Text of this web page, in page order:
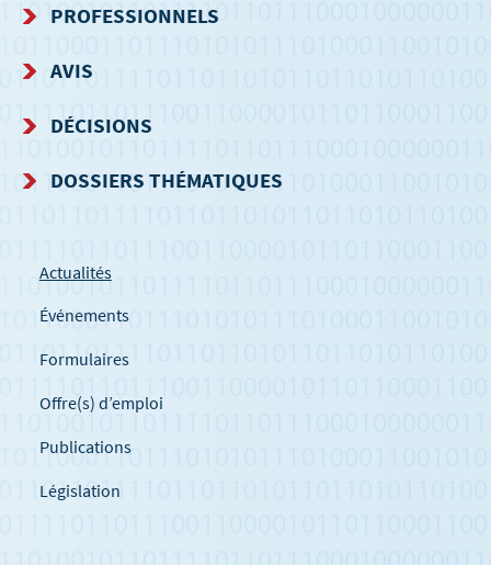
NAVIGATION
PROFESSIONNELS
AVIS
DÉCISIONS
DOSSIERS THÉMATIQUES
Actualités
Événements
Formulaires
Offre(s) d’emploi
Publications
Législation